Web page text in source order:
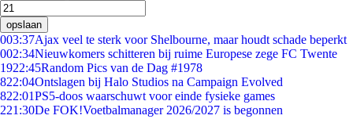
opslaan
003:37Ajax veel te sterk voor Shelbourne, maar houdt schade beperkt
002:34Nieuwkomers schitteren bij ruime Europese zege FC Twente
1922:45Random Pics van de Dag #1978
822:04Ontslagen bij Halo Studios na Campaign Evolved
822:01PS5-doos waarschuwt voor einde fysieke games
221:30De FOK!Voetbalmanager 2026/2027 is begonnen